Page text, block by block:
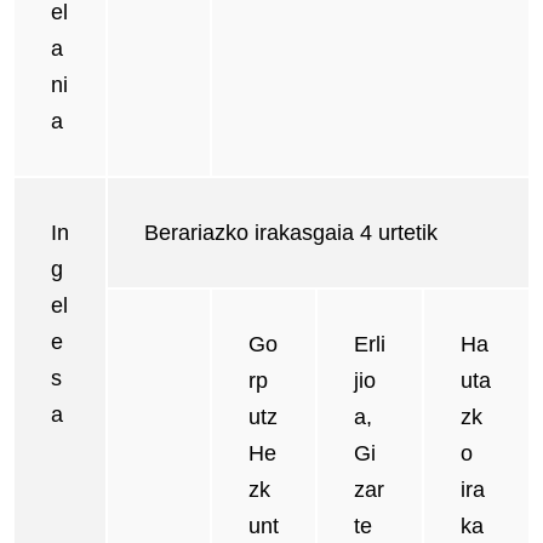
el
a
ni
a
In
g
el
e
s
a
Berariazko irakasgaia 4 urtetik
Go
rp
utz
He
zk
unt
Erli
jio
a,
Gi
zar
te
Ha
uta
zk
o
ira
ka